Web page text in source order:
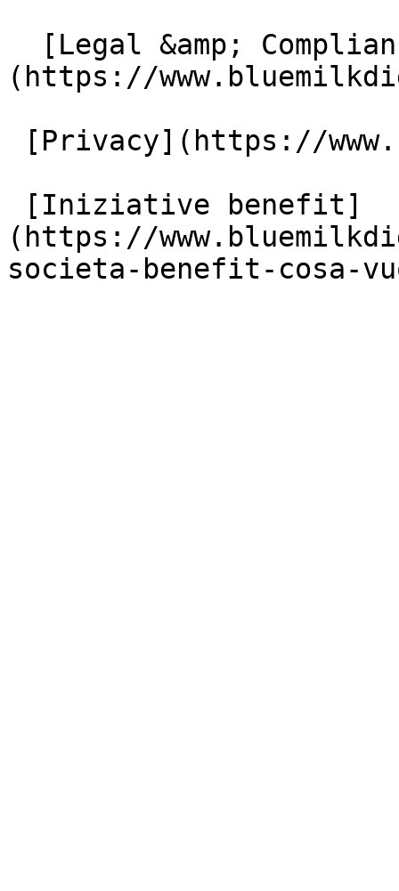
(https://
(https://